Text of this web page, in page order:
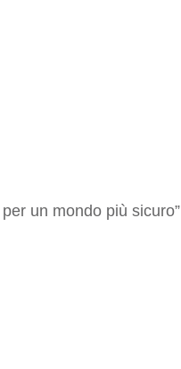
un mondo più sicuro”